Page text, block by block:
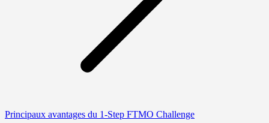
Principaux avantages du 1-Step FTMO Challenge